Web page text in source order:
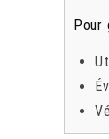
Pour